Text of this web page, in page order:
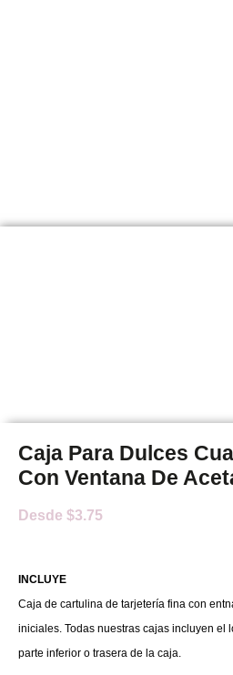
Caja Para Dulces
Con Ventana De
Desde $3.75
INCLUYE
Caja de cartulina de tarjetería fina con
iniciales. Todas nuestras cajas incluyen el
parte inferior o trasera de la caja.